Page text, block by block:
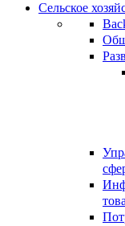
Сельское